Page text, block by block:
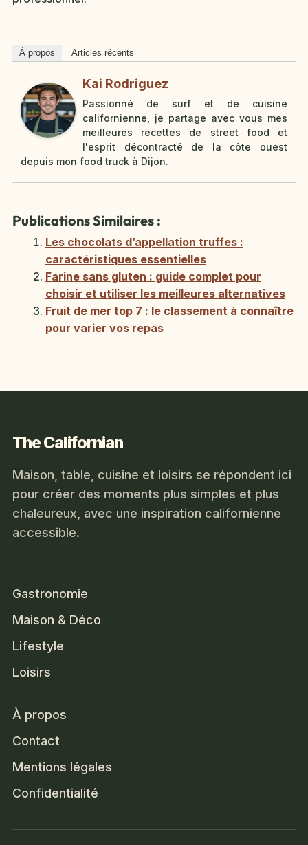
À propos Articles récents
Kai Rodriguez
Passionné de surf et de cuisine
californienne, je partage avec vous mes
meilleures recettes de street food et
l'esprit décontracté de la côte ouest
depuis mon food truck à Dijon.
Publications Similaires :
Les chocolats d’appellation truffes :
caractéristiques essentielles
Farine sans gluten : guide complet pour
choisir et utiliser les meilleures alternatives
Fruit de mer top 7 : le classement à connaître
pour varier vos repas
The Californian
Maison, table, cuisine et loisirs se répondent ici
pour créer des moments plus simples et plus
chaleureux, avec une inspiration californienne
accessible.
Gastronomie
Maison & Déco
Lifestyle
Loisirs
À propos
Contact
Mentions légales
Confidentialité